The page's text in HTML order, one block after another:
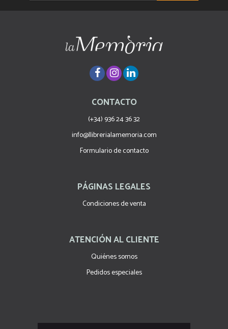
CONTACTO
(+34) 936 24 36 32
info@llibrerialamemoria.com
Formulario de contacto
PÁGINAS LEGALES
Condiciones de venta
ATENCIÓN AL CLIENTE
Quiénes somos
Pedidos especiales